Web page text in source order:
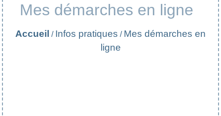
Mes démarches en ligne
Accueil / Infos pratiques / Mes démarches en
ligne